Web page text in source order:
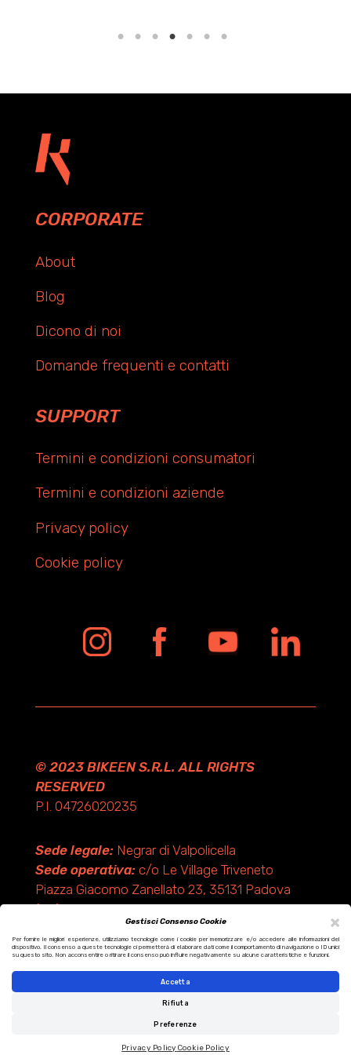
×
Gestisci Consenso Cookie
Per fornire le migliori esperienze, utilizziamo tecnologie come i cookie per memorizzare e/o accedere alle informazioni del
dispositivo. Il consenso a queste tecnologie ci permetterà di elaborare dati come il comportamento di navigazione o ID unici
su questo sito. Non acconsentire o ritirare il consenso può influire negativamente su alcune caratteristiche e funzioni.
Accetta
Rifiuta
Preferenze
Privacy PolicyCookie Policy
CORPORATE
About
Blog
Dicono di noi
Domande frequenti e contatti
SUPPORT
Termini e condizioni consumatori
Termini e condizioni aziende
Privacy policy
Cookie policy
© 2023 BIKEEN S.R.L. ALL RIGHTS
RESERVED
P.I. 04726020235
Sede legale:Negrar di Valpolicella
Sede operativa:c/o Le Village Triveneto
Piazza Giacomo Zanellato 23, 35131 Padova
(PD)
Design by KF ADV
Development by Italix.net